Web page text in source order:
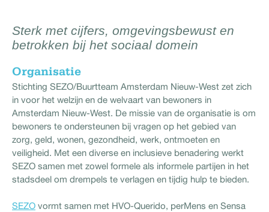
Sterk met cijfers, omgevingsbewust en
betrokken bij het sociaal domein
Organisatie
Stichting SEZO/Buurtteam Amsterdam Nieuw-West zet zich
in voor het welzijn en de welvaart van bewoners in
Amsterdam Nieuw-West. De missie van de organisatie is om
bewoners te ondersteunen bij vragen op het gebied van
zorg, geld, wonen, gezondheid, werk, ontmoeten en
veiligheid. Met een diverse en inclusieve benadering werkt
SEZO samen met zowel formele als informele partijen in het
stadsdeel om drempels te verlagen en tijdig hulp te bieden.
SEZO vormt samen met HVO-Querido, perMens en Sensa